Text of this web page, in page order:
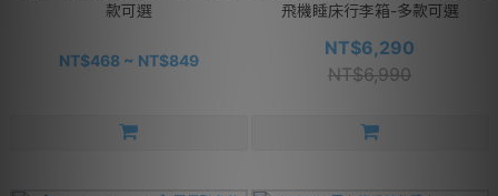
款可選
NT$468 ~ NT$849
飛機睡床行李箱-多款可選
NT$6,290
NT$6,990